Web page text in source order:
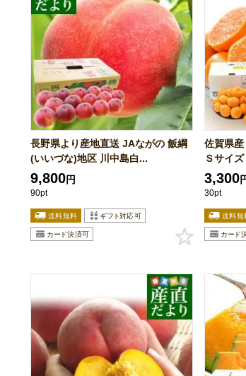
長野県より産地直送 JAながの 飯綱
(いいづな)地区 川中島白...
9,800円
90pt
佐賀県
Ｓサイ
3,300
30pt